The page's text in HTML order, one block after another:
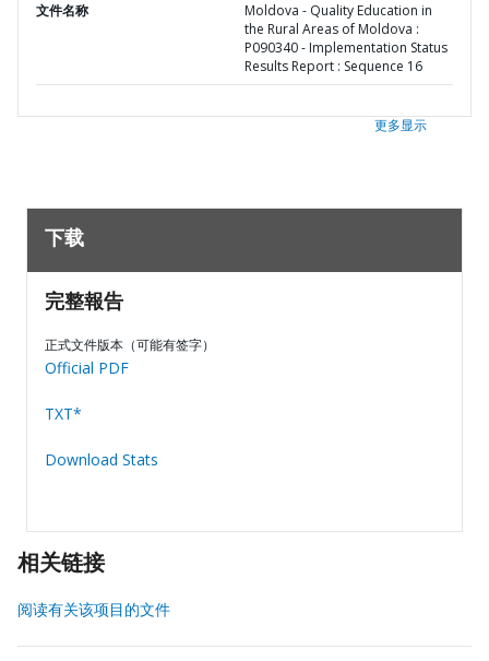
文件名称
Moldova - Quality Education in
the Rural Areas of Moldova :
P090340 - Implementation Status
Results Report : Sequence 16
更多显示
下载
完整報告
正式文件版本（可能有签字）
Official PDF
TXT*
Download Stats
相关链接
阅读有关该项目的文件